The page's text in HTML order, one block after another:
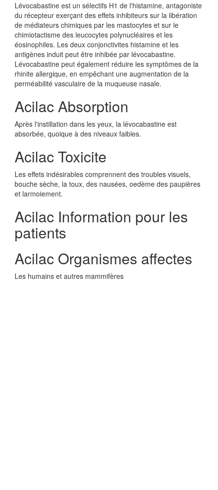
Lévocabastine est un sélectifs H1 de l'histamine, antagoniste
du récepteur exerçant des effets inhibiteurs sur la libération
de médiateurs chimiques par les mastocytes et sur le
chimiotactisme des leucocytes polynucléaires et les
éosinophiles. Les deux conjonctivites histamine et les
antigènes induit peut être inhibée par lévocabastine.
Lévocabastine peut également réduire les symptômes de la
rhinite allergique, en empêchant une augmentation de la
perméabilité vasculaire de la muqueuse nasale.
Acilac Absorption
Après l'instillation dans les yeux, la lévocabastine est
absorbée, quoique à des niveaux faibles.
Acilac Toxicite
Les effets indésirables comprennent des troubles visuels,
bouche sèche, la toux, des nausées, oedème des paupières
et larmoiement.
Acilac Information pour les
patients
Acilac Organismes affectes
Les humains et autres mammifères